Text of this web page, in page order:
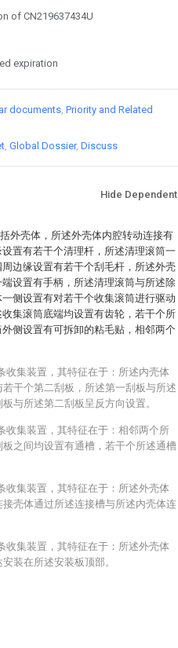
of CN219637434U
expiration
documents Priority and Related
Global Dossier Discuss
Hide Dependent
外壳体，所述外壳体内腔转动连接有
置有若干个清理杆，所述清理滚筒一
边缘设置有若干个刮毛杆，所述外壳
设置有手柄，所述清理滚筒与所述除
侧设置有对若干个收集滚筒进行驱动
集滚筒底端均设置有齿轮，若干个所
侧设置有可拆卸的粘毛贴，相邻两个
收集装置，其特征在于：所述内壳体
干个第二刮板，所述第一刮板与所述
与所述第二刮板呈反方向设置。
收集装置，其特征在于：相邻两个所
之间均设置有通槽，若干个所述通槽
收集装置，其特征在于：所述外壳体
壳体通过所述连接槽与所述内壳体连
收集装置，其特征在于：所述外壳体
装在所述安装板顶部。